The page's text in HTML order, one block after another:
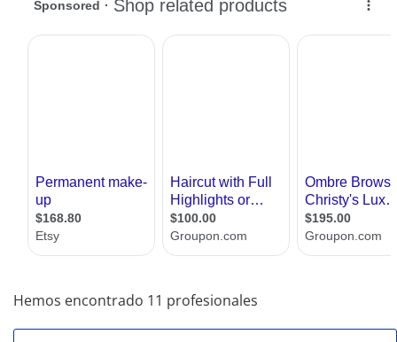
Hemos encontrado 11 profesionales